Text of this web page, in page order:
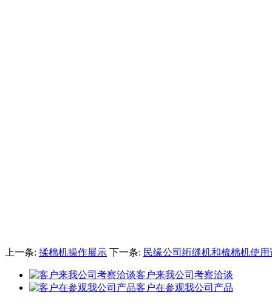
上一条: 揉棉机操作展示 下一条: 民缘公司绗缝机和梳棉机使用
客户来我公司考察洽谈
客户在参观我公司产品